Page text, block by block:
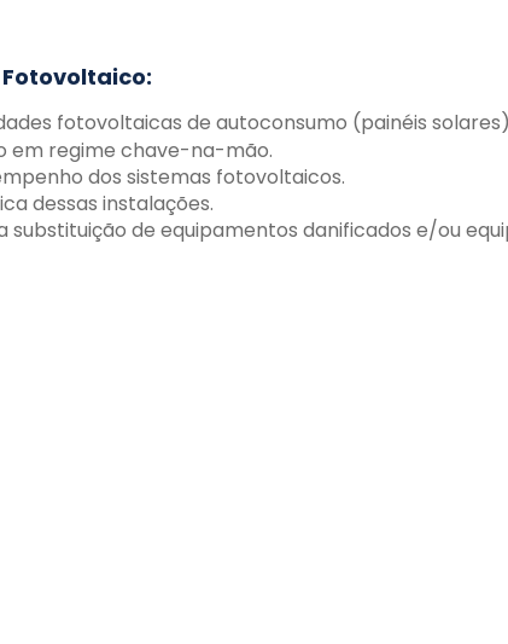
fotovoltaicas de autoconsumo (painéis
em regime chave-na-mão.
dos sistemas fotovoltaicos.
dessas instalações.
de equipamentos danificados e/ou